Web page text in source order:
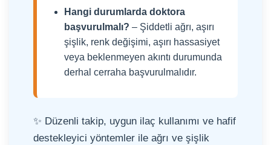
Hangi durumlarda doktora
başvurulmalı? – Şiddetli ağrı, aşırı
şişlik, renk değişimi, aşırı hassasiyet
veya beklenmeyen akıntı durumunda
derhal cerraha başvurulmalıdır.
✨ Düzenli takip, uygun ilaç kullanımı ve hafif
destekleyici yöntemler ile ağrı ve şişlik